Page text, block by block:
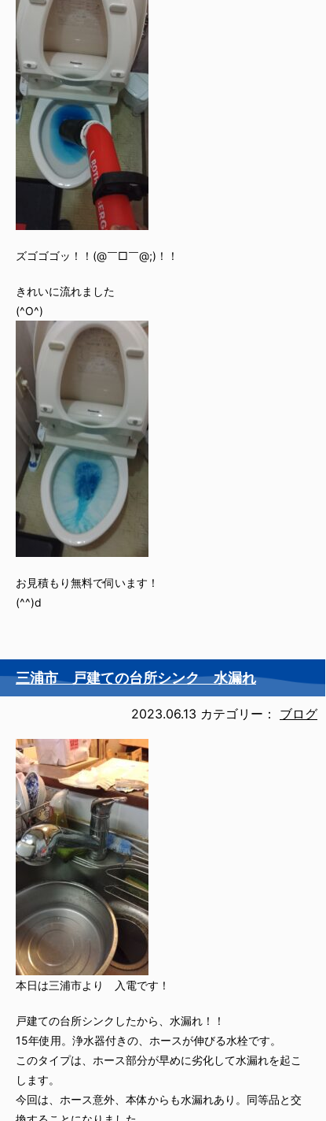
ズゴゴゴッ！！(@￣□￣@;)！！
きれいに流れました
(^O^)
お見積もり無料で伺います！
(^^)d
三浦市 戸建ての台所シンク 水漏れ
2023.06.13 カテゴリー： ブログ
本日は三浦市より 入電です！
戸建ての台所シンクしたから、水漏れ！！
15年使用。浄水器付きの、ホースが伸びる水栓です。
このタイプは、ホース部分が早めに劣化して水漏れを起こ
します。
今回は、ホース意外、本体からも水漏れあり。同等品と交